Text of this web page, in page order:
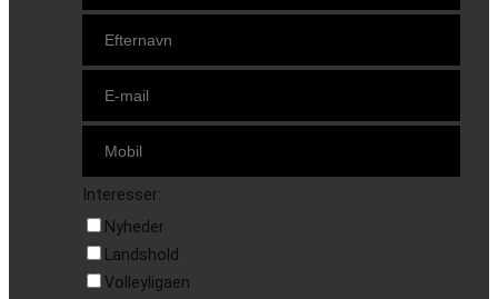
Interesser:
Nyheder
Landshold
Volleyligaen